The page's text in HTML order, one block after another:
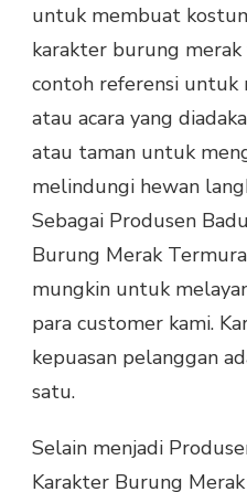
untuk membuat
karakter burung
contoh referensi untuk
atau acara yang
atau taman untuk
melindungi hewan
Sebagai Produsen
Burung Merak
mungkin untuk
para customer kami.
kepuasan pelanggan
satu.
Selain menjadi
Karakter Burung